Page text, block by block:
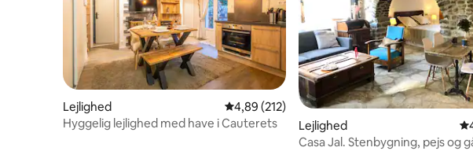
Lejlighed 4,89 ud af 5 i gennemsnitlig bedømmelse,
4,89 (212)
Hyggelig lejlighed med have i Cauterets
Lejlighed
Casa Jal. Stenbygning, pejs og